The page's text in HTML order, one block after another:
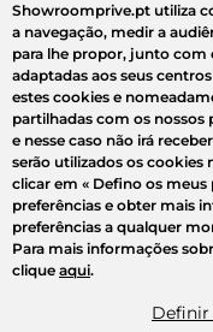
Showroomprive.pt utiliza
a navegação, medir a
para lhe propor, junto com
adaptadas aos seus
estes cookies e
partilhadas com os nossos
e nesse caso não irá
serão utilizados os cookies
clicar em « Defino os meus
preferências e obter mais
preferências a qualquer
Para mais informações
clique aqui.
Definir